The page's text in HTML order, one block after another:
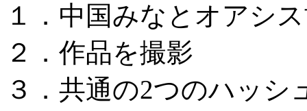
１．中国みなとオアシ
２．作品を撮影
３．共通の2つのハッシ